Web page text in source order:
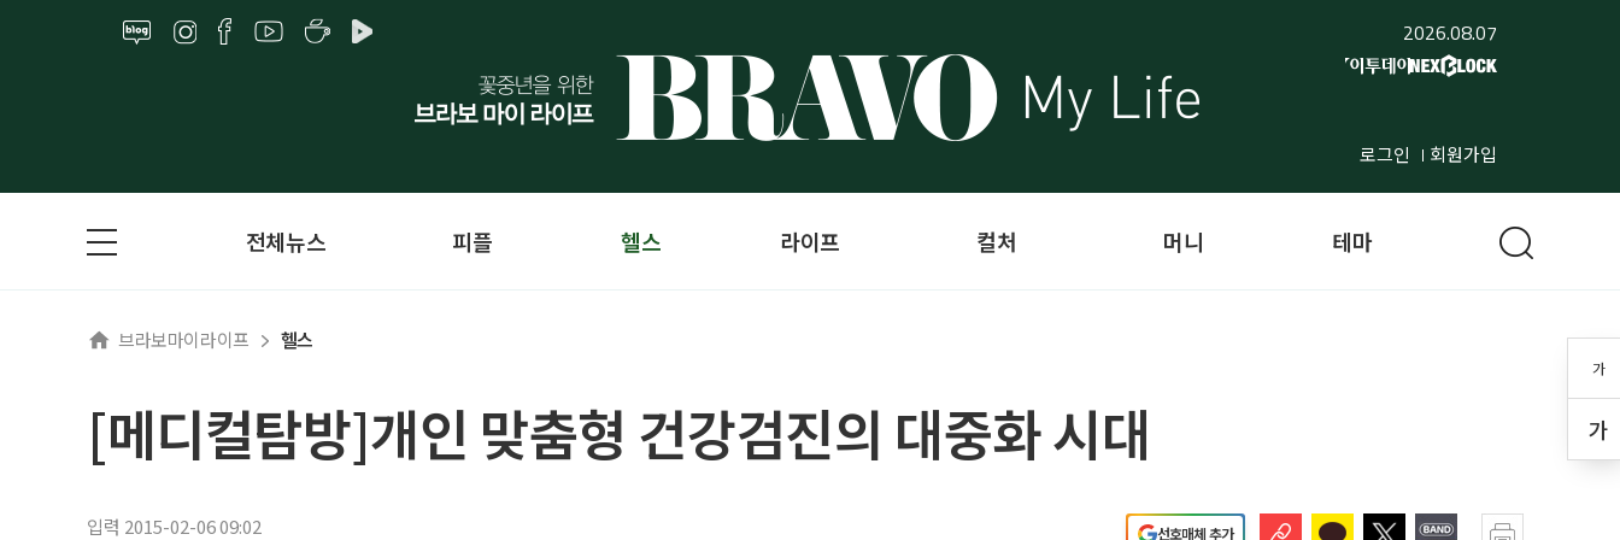
2026.08.07
로그인 회원가입
가
가
전체뉴스 피플 헬스 라이프 컬처 머니 테마
브라보마이라이프 헬스
[메디컬탐방]개인 맞춤형 건강검진의 대중화 시대
입력 2015-02-06 09:02 선호매체 추가